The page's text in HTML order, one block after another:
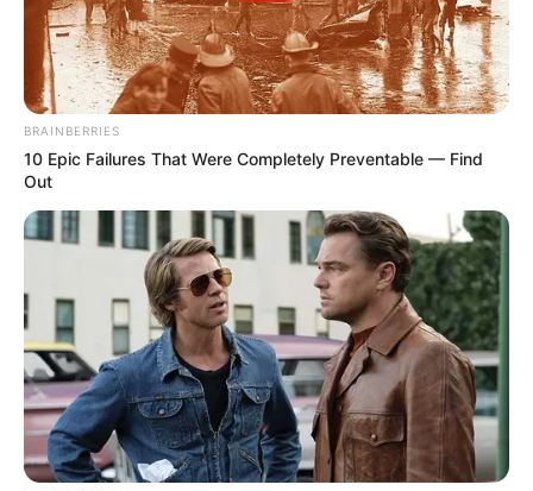
BRAINBERRIES
10 Epic Failures That Were Completely Preventable — Find
Out